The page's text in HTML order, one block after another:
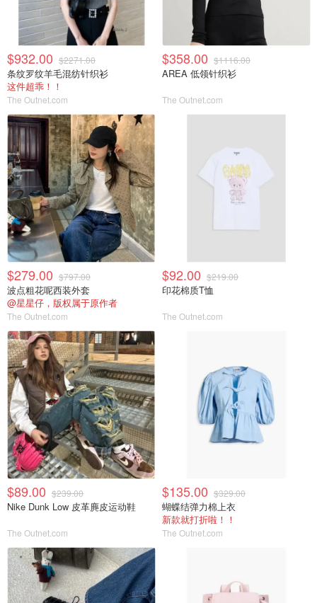
$932.00 $2271.00
条纹罗纹羊毛混纺针织衫
这件超乖！！
The Outnet.com
$358.00 $1116.00
AREA 低领针织衫
The Outnet.com
$279.00 $797.00
波点粗花呢西装外套
@星星仔，版权属于原作者
The Outnet.com
$92.00 $219.00
印花棉质T恤
The Outnet.com
$89.00 $239.00
Nike Dunk Low 皮革麂皮运动鞋
The Outnet.com
$135.00 $329.00
蝴蝶结弹力棉上衣
新款就打折啦！！
The Outnet.com